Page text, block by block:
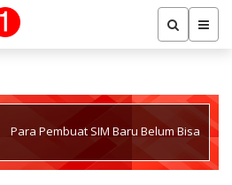
Para Pembuat SIM Baru Belum Bisa